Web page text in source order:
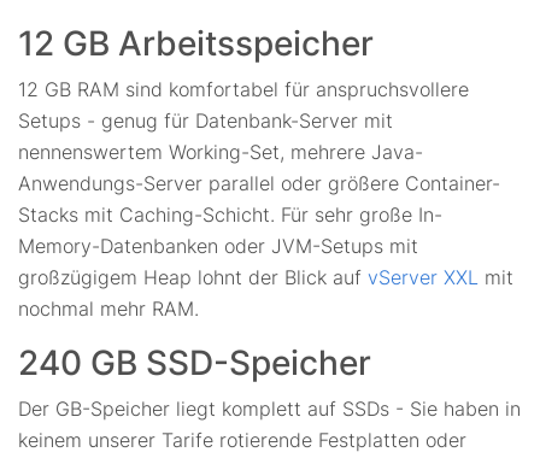
12 GB Arbeitsspeicher
12 GB RAM sind komfortabel für anspruchsvollere
Setups - genug für Datenbank-Server mit
nennenswertem Working-Set, mehrere Java-
Anwendungs-Server parallel oder größere Container-
Stacks mit Caching-Schicht. Für sehr große In-
Memory-Datenbanken oder JVM-Setups mit
großzügigem Heap lohnt der Blick auf vServer XXL mit
nochmal mehr RAM.
240 GB SSD-Speicher
Der GB-Speicher liegt komplett auf SSDs - Sie haben in
keinem unserer Tarife rotierende Festplatten oder